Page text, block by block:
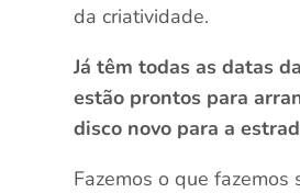
da criatividade.
Já têm todas as datas
estão prontos para
disco novo para a
Fazemos o que